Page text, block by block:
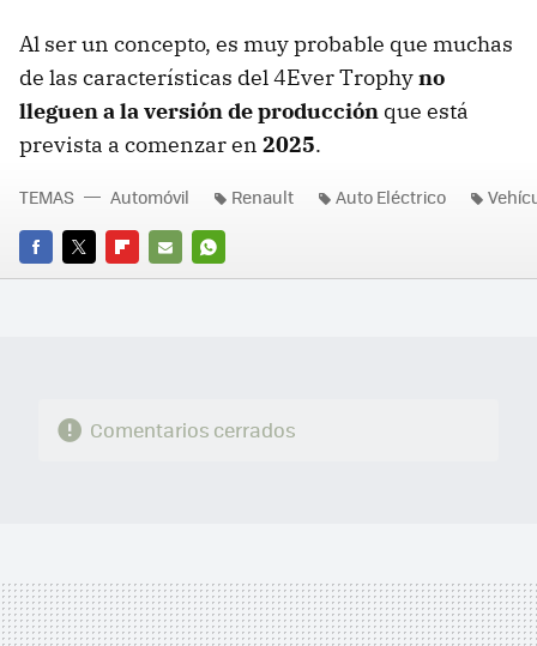
Al ser un concepto, es muy probable que muchas
de las características del 4Ever Trophyno
lleguen a la versión de producción que está
prevista a comenzar en 2025.
FACEBOOK
TWITTERFLIPBOARD
E-
WHATSAPP
TEMAS Automóvil Renault Auto Eléctrico
Comentarios cerrados